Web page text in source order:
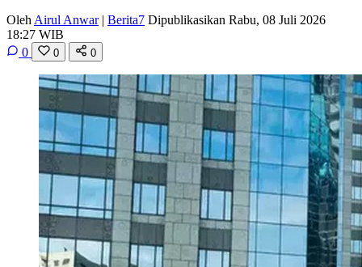
Oleh Airul Anwar | Berita7 Dipublikasikan Rabu, 08 Juli 2026
18:27 WIB
0
0 0